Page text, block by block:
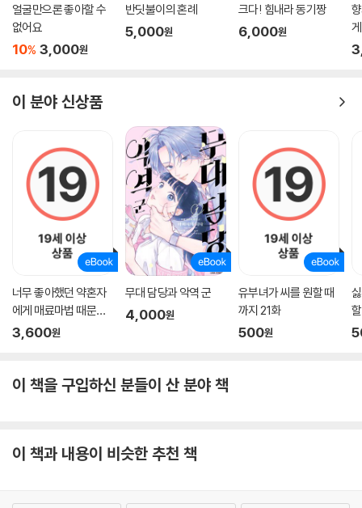
얼굴만으론 좋아할 수
없어요
10% 3,000원
반딧불이의 혼례
5,000원
크다! 힘내라 동기짱
6,000원
이 분야 신상품
너무 좋아했던 약혼자
에게 매료마법 때문에
약혼파기당했습니다
3,600원
무대 담당과 악역 군
4,000원
유부녀가 씨를 원할 때
까지 21화
500원
7
이 책을 구입하신 분들이 산 분야 책
이 책과 내용이 비슷한 추천 책